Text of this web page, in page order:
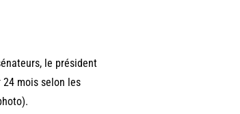
le président
24 mois selon les